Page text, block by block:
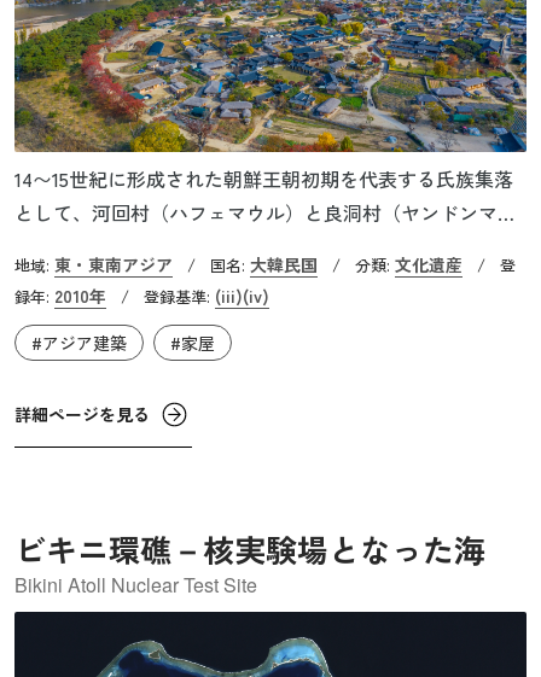
14〜15世紀に形成された朝鮮王朝初期を代表する氏族集落
として、河回村（ハフェマウル）と良洞村（ヤンドンマウ
の地には宗主家の邸宅や学問所、庶民の茅葺き家などが残
され、伝統的な生活様式と社会制度の姿が残ります。ま
た、朝鮮王朝初期の貴族的儒教文化を色濃く反映している
族階級）や庶民の暮らしや社会構造を体現しており、約500
年にわたって受け継がれてきた朝鮮の精神文化を今に伝え
地域: 東・東南アジア / 国名: 大韓民国 / 分類: 文化遺産 /
登
録年: 2010年 / 登録基準: (iii)(iv)
#アジア建築
#家屋
詳細ページを見る
ビキニ環礁－核実験場となった海
Bikini Atoll Nuclear Test Site